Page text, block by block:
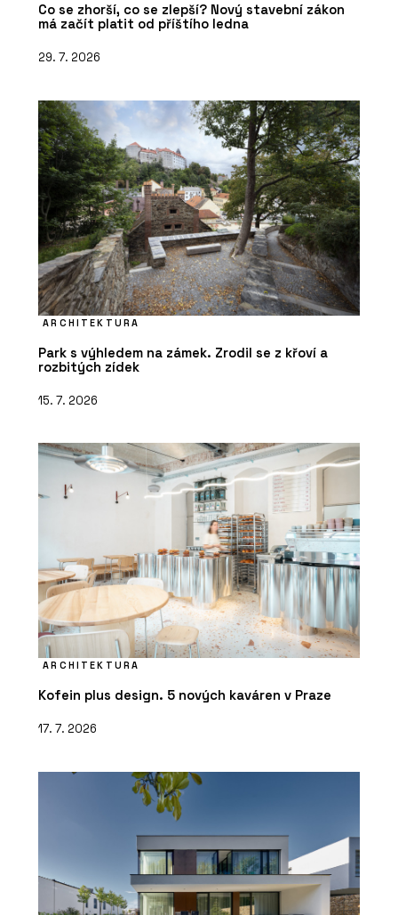
Co se zhorší, co se zlepší? Nový stavební zákon
má začít platit od příštího ledna
29. 7. 2026
ARCHITEKTURA
Park s výhledem na zámek. Zrodil se z křoví a
rozbitých zídek
15. 7. 2026
ARCHITEKTURA
Kofein plus design. 5 nových kaváren v Praze
17. 7. 2026